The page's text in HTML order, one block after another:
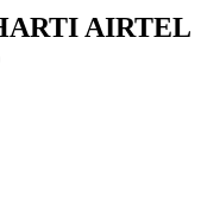
AIRTEL